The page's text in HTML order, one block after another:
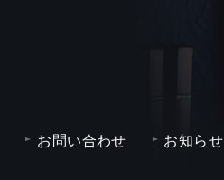
お問い合わせ お知らせ